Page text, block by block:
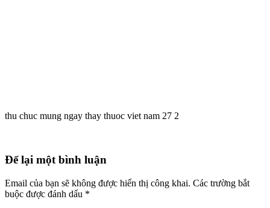
thu chuc mung ngay thay thuoc viet nam 27 2
Để lại một bình luận
Email của bạn sẽ không được hiển thị công khai. Các trường bắt
buộc được đánh dấu *